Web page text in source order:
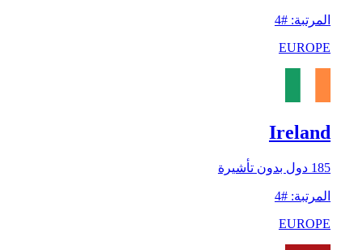
المرتبة:
#
4
EUROPE
Ireland
185 دول بدون تأشيرة
المرتبة:
#
4
EUROPE